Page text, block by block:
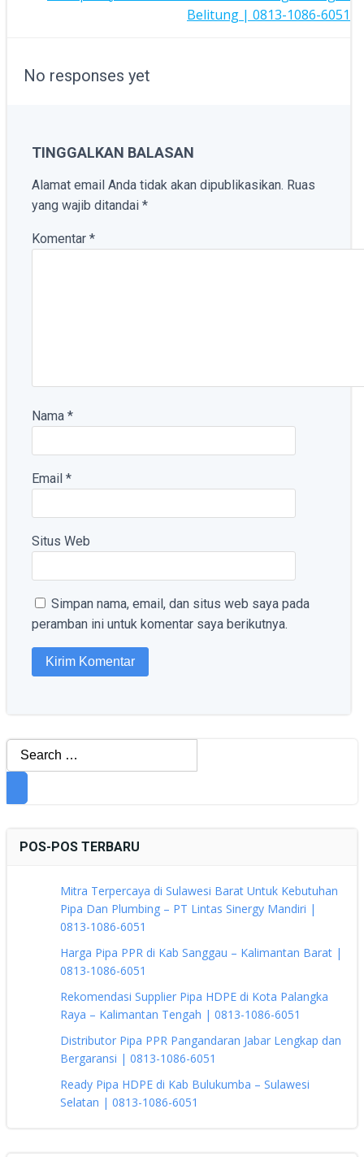
Belitung | 0813-1086-6051
No responses yet
TINGGALKAN BALASAN
Alamat email Anda tidak akan dipublikasikan. Ruas
yang wajib ditandai *
Komentar *
Nama *
Email *
Situs Web
Simpan nama, email, dan situs web saya pada
peramban ini untuk komentar saya berikutnya.
Search
POS-POS TERBARU
Mitra Terpercaya di Sulawesi Barat Untuk Kebutuhan
Pipa Dan Plumbing – PT Lintas Sinergy Mandiri |
0813-1086-6051
Harga Pipa PPR di Kab Sanggau – Kalimantan Barat |
0813-1086-6051
Rekomendasi Supplier Pipa HDPE di Kota Palangka
Raya – Kalimantan Tengah | 0813-1086-6051
Distributor Pipa PPR Pangandaran Jabar Lengkap dan
Bergaransi | 0813-1086-6051
Ready Pipa HDPE di Kab Bulukumba – Sulawesi
Selatan | 0813-1086-6051